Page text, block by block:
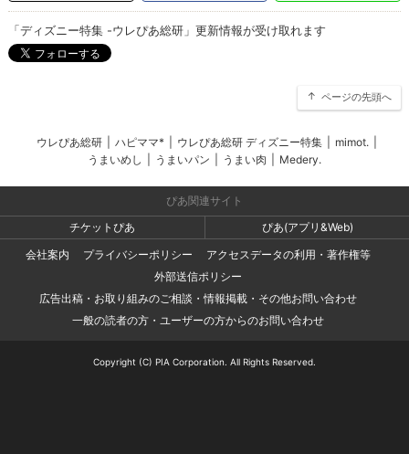
「ディズニー特集 -ウレぴあ総研」更新情報が受け取れます
ページの先頭へ
ウレぴあ総研 ハピママ* ウレぴあ総研 ディズニー特集 mimot.
うまいめし
うまいパン うまい肉 Medery.
ぴあ関連サイト
チケットぴあ
ぴあ(アプリ&Web)
会社案内
プライバシーポリシー
アクセスデータの利用・著作権等
外部送信ポリシー
広告出稿・お取り組みのご相談・情報掲載・その他お問い合わせ
一般の読者の方・ユーザーの方からのお問い合わせ
Copyright (C) PIA Corporation. All Rights Reserved.